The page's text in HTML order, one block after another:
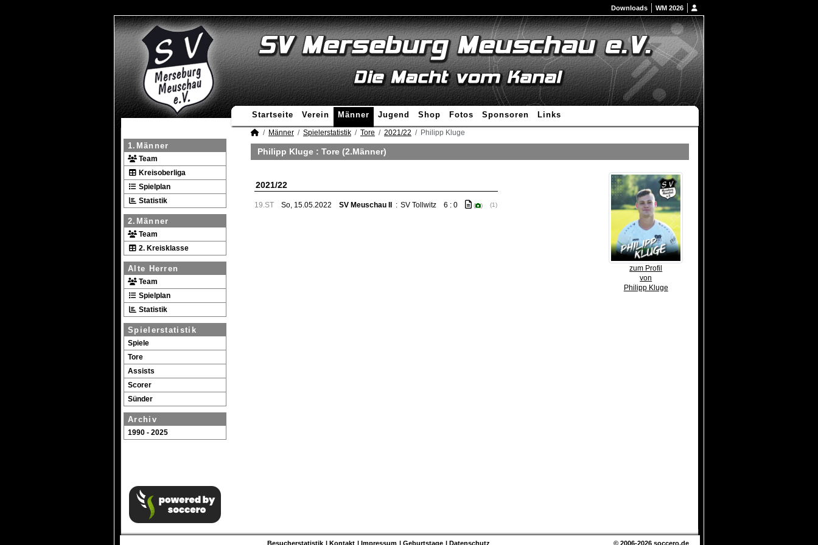
Downloads WM 2026
Startseite Verein Männer Jugend Shop Fotos Sponsoren Links
1.Männer
Team
Kreisoberliga
Spielplan
Statistik
2.Männer
Team
2. Kreisklasse
Alte Herren
Team
Spielplan
Statistik
Spielerstatistik
Spiele
Tore
Assists
Scorer
Sünder
Archiv
1990 - 2025
Männer Spielerstatistik Tore 2021/22 Philipp Kluge
Philipp Kluge : Tore (2.Männer)
zum Profil
von
Philipp Kluge
2021/22
19.ST So, 15.05.2022 SV Meuschau II : SV Tollwitz 6 : 0 ( ) (1)
Besucherstatistik Kontakt Impressum Geburtstage Datenschutz © 2006-2026 soccero.de